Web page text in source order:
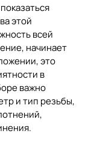
этой
всей
начинает
это
в
важно
и тип резьбы,